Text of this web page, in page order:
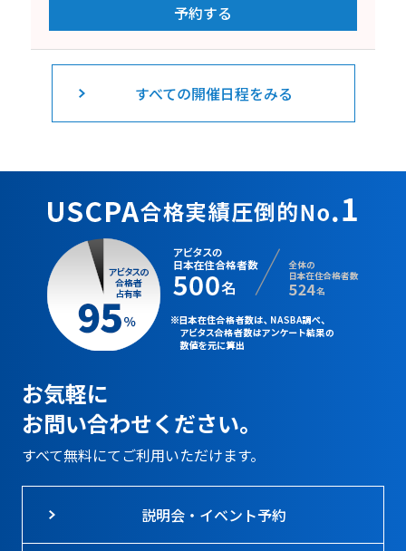
予約する
すべての開催日程をみる
お気軽に
お問い合わせください。
すべて無料にてご利用いただけます。
説明会・イベント予約